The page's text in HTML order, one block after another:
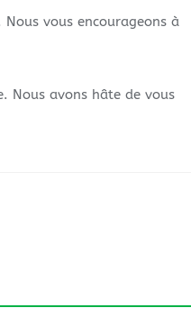
vous encourageons à
Nous avons hâte de vous